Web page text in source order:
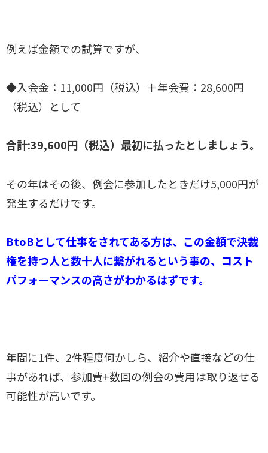
例えば金額での試算ですが、
◆入会金：11,000円（税込）＋年会費：28,600円
（税込）として
合計:39,600円（税込）最初に払ったとしましょう。
その年はその後、例会に参加したときだけ5,000円が
発生するだけです。
BtoBとして仕事をされてある方は、この金額で決裁
権を持つ人と数十人に繋がれるという事の、コスト
パフォーマンスの高さがわかるはずです。
年間に1件、2件程度何かしら、紹介や直接などの仕
事があれば、参加費+数回の例会の費用は取り返せる
可能性が高いです。